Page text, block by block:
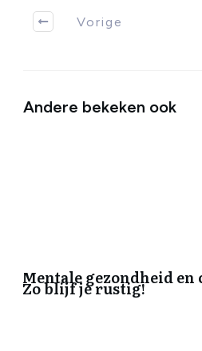
Vorige
Andere bekeken ook
Mentale gezondheid
Zo blijf je rustig!